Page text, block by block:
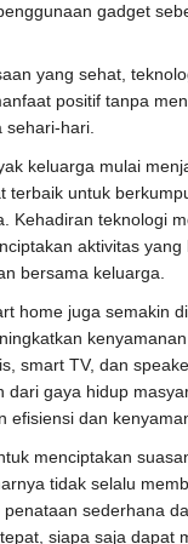
gadget
yang sehat,
positif tanpa
sehari-hari.
keluarga mulai
terbaik untuk
Kehadiran teknologi
aktivitas yang
bersama keluarga.
home juga semakin
smart TV, dan
dari gaya hidup
efisiensi dan
menciptakan
tidak selalu
penataan sederhana
siapa saja dapat